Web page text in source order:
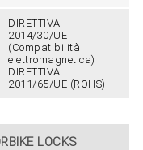
DIRETTIVA
2014/30/UE
(Compatibilità
elettromagnetica)
DIRETTIVA
2011/65/UE (ROHS)
LOCKS